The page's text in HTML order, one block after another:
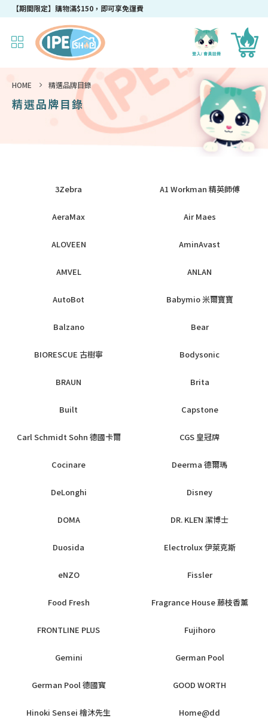
【期間限定】購物滿$150，即可享免運費
HOME 精選品牌目錄
精選品牌目錄
3Zebra A1 Workman 精英師傅
AeraMax Air Maes
ALOVEEN AminAvast
AMVEL ANLAN
AutoBot Babymio 米爾寶寶
Balzano Bear
BIORESCUE 古樹寧 Bodysonic
BRAUN Brita
Built Capstone
Carl Schmidt Sohn 德國卡爾 CGS 皇冠牌
Cocinare Deerma 德爾瑪
DeLonghi Disney
DOMA DR. KLĒN 潔博士
Duosida Electrolux 伊萊克斯
eNZO Fissler
Food Fresh Fragrance House 藤枝香薰
FRONTLINE PLUS Fujihoro
Gemini German Pool
German Pool 德國寳 GOOD WORTH
Hinoki Sensei 檜沐先生 Home@dd